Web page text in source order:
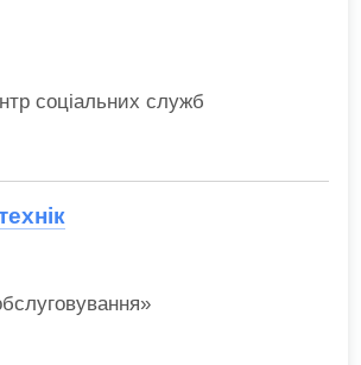
соціальних служб